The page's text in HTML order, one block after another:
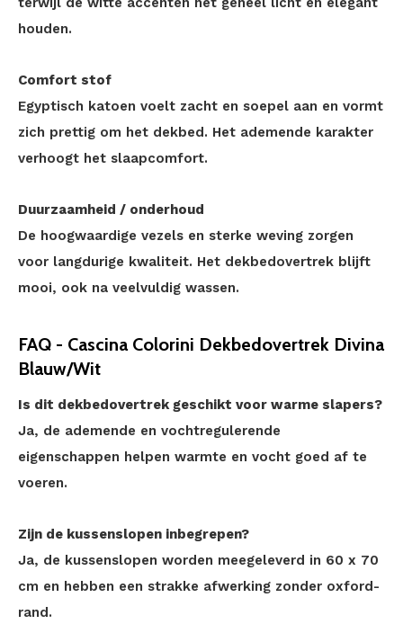
houden.
Comfort stof
Egyptisch katoen voelt zacht en soepel aan en vormt
zich prettig om het dekbed. Het ademende karakter
verhoogt het slaapcomfort.
Duurzaamheid / onderhoud
De hoogwaardige vezels en sterke weving zorgen
voor langdurige kwaliteit. Het dekbedovertrek blijft
mooi, ook na veelvuldig wassen.
FAQ - Cascina Colorini Dekbedovertrek Divina
Blauw/Wit
Is dit dekbedovertrek geschikt voor warme slapers?
Ja, de ademende en vochtregulerende
eigenschappen helpen warmte en vocht goed af te
voeren.
Zijn de kussenslopen inbegrepen?
Ja, de kussenslopen worden meegeleverd in 60 x 70
cm en hebben een strakke afwerking zonder oxford-
rand.